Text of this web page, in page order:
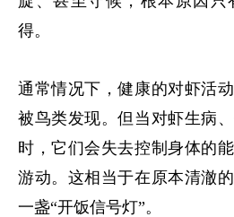
得。
通常情况下，健康的对虾活
被鸟类发现。但当对虾生病
时，它们会失去控制身体的
游动。这相当于在原本清澈
一盏“开饭信号灯”。